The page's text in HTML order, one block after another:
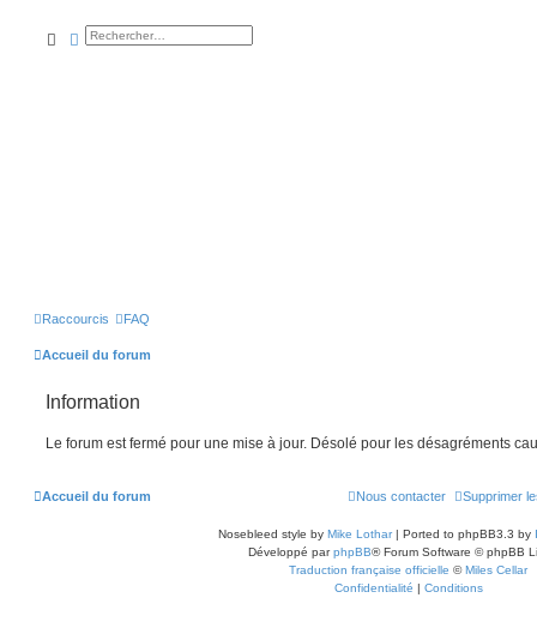
rechercher
rechercheavancée
Raccourcis FAQ
Accueil du forum
Information
Le forum est fermé pour une mise à jour. Désolé pour les désagréments
Accueil du forum Supprimer
Nous contacter
Nosebleed style by Mike Lothar| Ported to phpBB3.3 by
Développé parphpBB® Forum Software © phpBB
Traduction française officielle ©Miles Cellar
Confidentialité | Conditions